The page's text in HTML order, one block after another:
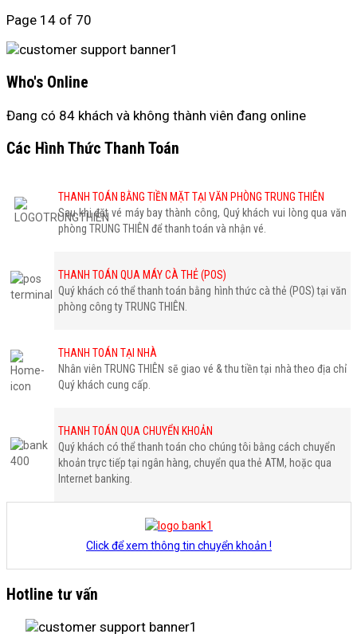
Page 14 of 70
Who's Online
Đang có 84 khách và không thành viên đang online
Các Hình Thức Thanh Toán
THANH TOÁN BẰNG TIỀN MẶT TẠI VĂN PHÒNG TRUNG THIÊN
Sau khi đặt vé máy bay thành công, Quý khách vui lòng qua văn
phòng TRUNG THIÊN để thanh toán và nhận vé.
THANH TOÁN QUA MÁY CÀ THẺ (POS)
Quý khách có thể thanh toán bằng hình thức cà thẻ (POS) tại văn
phòng công ty TRUNG THIÊN.
THANH TOÁN TẠI NHÀ
Nhân viên TRUNG THIÊN sẽ giao vé & thu tiền tại nhà theo địa chỉ
Quý khách cung cấp.
THANH TOÁN QUA CHUYỂN KHOẢN
Quý khách có thể thanh toán cho chúng tôi bằng cách chuyển
khoản trực tiếp tại ngân hàng, chuyển qua thẻ ATM, hoặc qua
Internet banking.
Click để xem thông tin chuyển khoản !
Hotline tư vấn